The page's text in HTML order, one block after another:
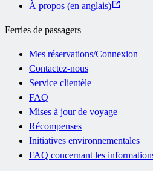
À propos (en anglais)
Ferries de passagers
Mes réservations/Connexion
Contactez-nous
Service clientèle
FAQ
Mises à jour de voyage
Récompenses
Initiatives environnementales
FAQ concernant les